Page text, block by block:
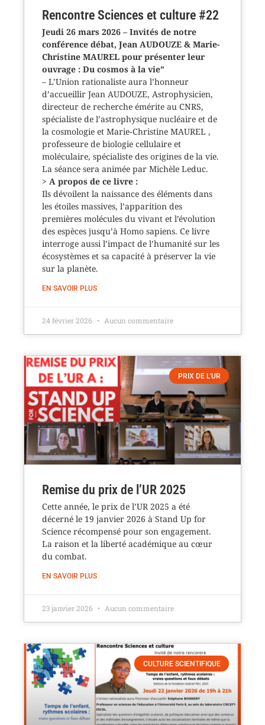
Rencontre Sciences et culture #22
Jeudi 26 mars 2026 – Invités de notre
conférence débat, Jean AUDOUZE & Marie-
Christine MAUREL pour présenter leur
ouvrage : Du cosmos à la vie”
– L’Union rationaliste aura l’honneur
d’accueillir Jean AUDOUZE, Astrophysicien,
directeur de recherche émérite au CNRS,
spécialiste de l’astrophysique nucléaire et de
la cosmologie et Marie‑Christine MAUREL ,
professeure de biologie cellulaire et
moléculaire, spécialiste des origines de la vie.
La séance sera animée par Michèle Leduc.
> A propos de ce livre :
Ils dévoilent la naissance des éléments dans
les étoiles massives, l’apparition des
premières molécules du vivant et l’évolution
des espèces jusqu’à Homo sapiens. Ce livre
interroge aussi l’impact de l’humanité sur les
écosystèmes et sa capacité à préserver la vie
sur la planète.
EN SAVOIR PLUS
24 février 2026 Aucun commentaire
PRIX DE L'UR
Remise du prix de l’UR 2025
Cette année, le prix de l’UR 2025 a été
décerné le 19 janvier 2026 à Stand Up for
Science récompensé pour son engagement.
La raison et la liberté académique au cœur
du combat.
EN SAVOIR PLUS
23 janvier 2026 Aucun commentaire
CULTURE SCIENTIFIQUE